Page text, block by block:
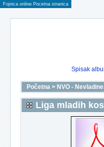
Fojnica online Pocetna stranica
Spisak
Početna > NVO -
Liga mladih